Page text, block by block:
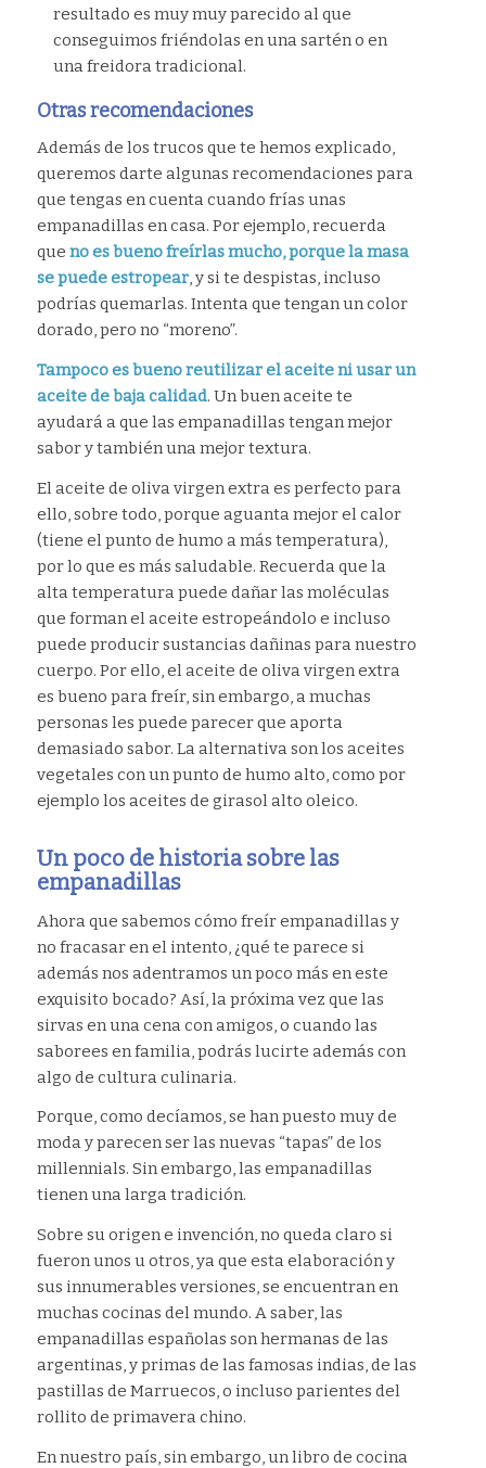
resultado es muy muy parecido al que
conseguimos friéndolas en una sartén o en
una freidora tradicional.
Otras recomendaciones
Además de los trucos que te hemos explicado,
queremos darte algunas recomendaciones para
que tengas en cuenta cuando frías unas
empanadillas en casa. Por ejemplo, recuerda
que no es bueno freírlas mucho, porque la masa
se puede estropear, y si te despistas, incluso
podrías quemarlas. Intenta que tengan un color
dorado, pero no “moreno”.
Tampoco es bueno reutilizar el aceite ni usar un
aceite de baja calidad. Un buen aceite te
ayudará a que las empanadillas tengan mejor
sabor y también una mejor textura.
El aceite de oliva virgen extra es perfecto para
ello, sobre todo, porque aguanta mejor el calor
(tiene el punto de humo a más temperatura),
por lo que es más saludable. Recuerda que la
alta temperatura puede dañar las moléculas
que forman el aceite estropeándolo e incluso
puede producir sustancias dañinas para nuestro
cuerpo. Por ello, el aceite de oliva virgen extra
es bueno para freír, sin embargo, a muchas
personas les puede parecer que aporta
demasiado sabor. La alternativa son los aceites
vegetales con un punto de humo alto, como por
ejemplo los aceites de girasol alto oleico.
Un poco de historia sobre las
empanadillas
Ahora que sabemos cómo freír empanadillas y
no fracasar en el intento, ¿qué te parece si
además nos adentramos un poco más en este
exquisito bocado? Así, la próxima vez que las
sirvas en una cena con amigos, o cuando las
saborees en familia, podrás lucirte además con
algo de cultura culinaria.
Porque, como decíamos, se han puesto muy de
moda y parecen ser las nuevas “tapas” de los
millennials. Sin embargo, las empanadillas
tienen una larga tradición.
Sobre su origen e invención, no queda claro si
fueron unos u otros, ya que esta elaboración y
sus innumerables versiones, se encuentran en
muchas cocinas del mundo. A saber, las
empanadillas españolas son hermanas de las
argentinas, y primas de las famosas indias, de las
pastillas de Marruecos, o incluso parientes del
rollito de primavera chino.
En nuestro país, sin embargo, un libro de cocina